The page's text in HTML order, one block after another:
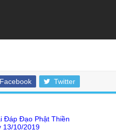
Facebook Twitter
Đáp Đạo Phật Thiền
13/10/2019